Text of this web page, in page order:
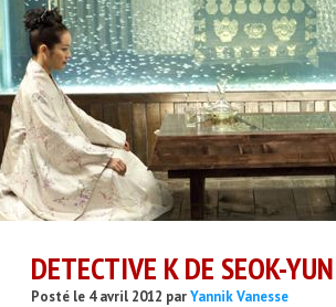
DETECTIVE K DE SEOK-
Posté le 4 avril 2012 parYannik Vanesse